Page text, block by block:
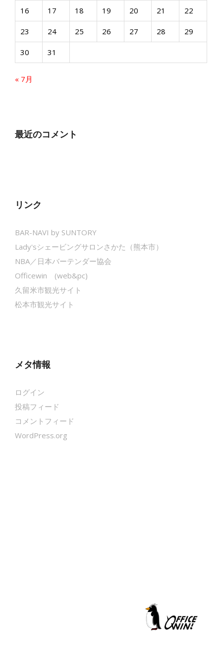
16 17 18 19 20 21 22
23 24 25 26 27 28 29
30 31
« 7月
最近のコメント
リンク
BAR-NAVI by SUNTORY
Lady'sシェービングサロンさかた（熊本市）
NBA／日本バーテンダー協会
Officewin (web&pc)
久留米市観光サイト
松本市観光サイト
メタ情報
ログイン
投稿フィード
コメントフィード
WordPress.org